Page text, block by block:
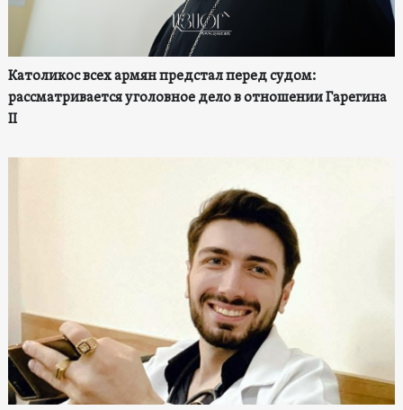
Католикос всех армян предстал перед судом:
рассматривается уголовное дело в отношении Гарегина
II